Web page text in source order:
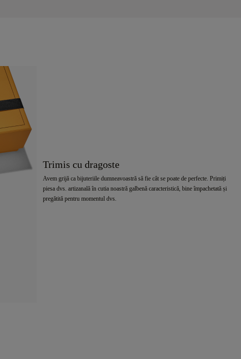
Trimis cu dragoste
Avem grijă ca bijuteriile dumneavoastră să fie cât se poate de perfecte. Primiți
piesa dvs. artizanală în cutia noastră galbenă caracteristică, bine împachetată și
pregătită pentru momentul dvs.